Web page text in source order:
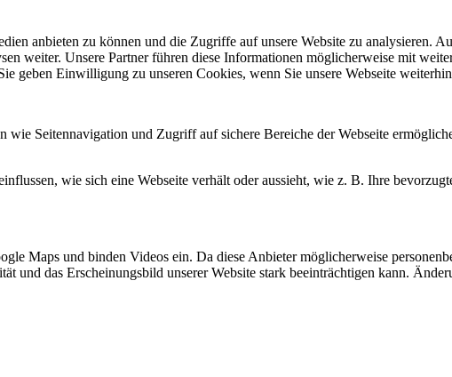
anbieten zu können und die Zugriffe auf unsere Website zu analysieren.
weiter. Unsere Partner führen diese Informationen möglicherweise mit
geben Einwilligung zu unseren Cookies, wenn Sie unsere Webseite
Seitennavigation und Zugriff auf sichere Bereiche der Webseite
wie sich eine Webseite verhält oder aussieht, wie z. B. Ihre
Maps und binden Videos ein. Da diese Anbieter möglicherweise
und das Erscheinungsbild unserer Website stark beeinträchtigen kann.